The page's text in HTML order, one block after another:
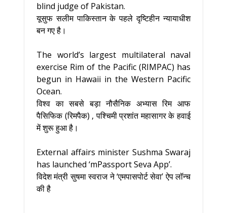
blind judge of Pakistan.
यूसुफ सलीम पाकिस्तान के पहले दृष्टिहीन न्यायाधीश
बन गए है।
The world’s largest multilateral naval
exercise Rim of the Pacific (RIMPAC) has
begun in Hawaii in the Western Pacific
Ocean.
विश्व का सबसे बड़ा नौसैनिक अभ्यास रिम आफ
पैसिफिक (रिमपैक) , पश्चिमी प्रशांत महासागर के हवाई
में शुरू हुआ है।
External affairs minister Sushma Swaraj
has launched ‘mPassport Seva App’.
विदेश मंत्री सुषमा स्वराज ने ‘एमपासपोर्ट सेवा’ ऐप लॉन्च
की है